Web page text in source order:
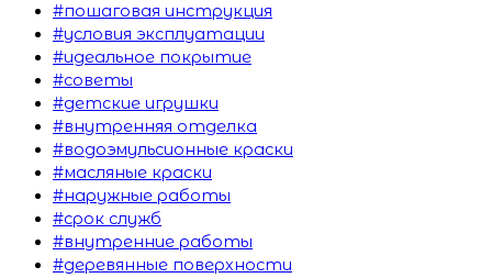
#пошаговая инструкция
#условия эксплуатации
#идеальное покрытие
#советы
#детские игрушки
#внутренняя отделка
#водоэмульсионные краски
#масляные краски
#наружные работы
#срок служб
#внутренние работы
#деревянные поверхности